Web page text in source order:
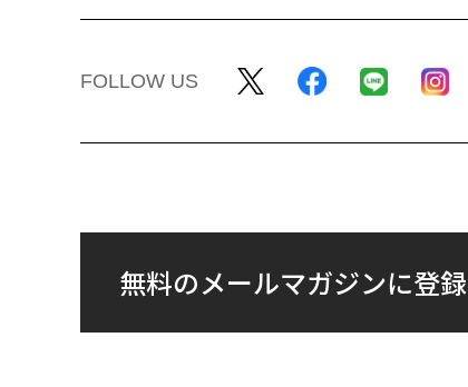
FOLLOW US
無料のメールマガジンに登録